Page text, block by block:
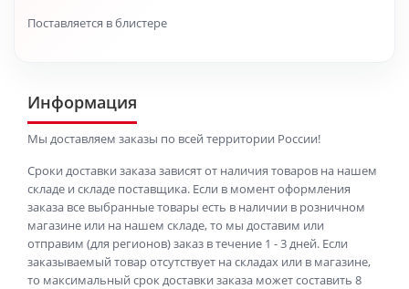
Поставляется в блистере
Информация
Мы доставляем заказы по всей территории России!
Сроки доставки заказа зависят от наличия товаров на нашем
складе и складе поставщика. Если в момент оформления
заказа все выбранные товары есть в наличии в розничном
магазине или на нашем складе, то мы доставим или
отправим (для регионов) заказ в течение 1 - 3 дней. Если
заказываемый товар отсутствует на складах или в магазине,
то максимальный срок доставки заказа может составить 8